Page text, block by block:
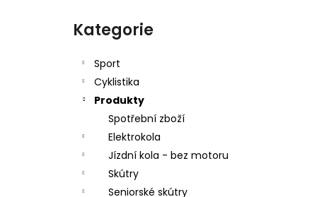
Přeskočit
kategorie
Kategorie
Sport
Cyklistika
Produkty
Spotřební zboží
Elektrokola
Jízdní kola - bez motoru
Skútry
Seniorské skútry